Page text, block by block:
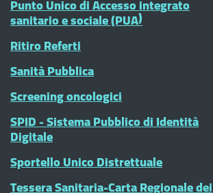
Punto Unico di Accesso integrato
sanitario e sociale (PUA)
Ritiro Referti
Sanità Pubblica
Screening oncologici
SPID - Sistema Pubblico di Identità
Digitale
Sportello Unico Distrettuale
Tessera Sanitaria-Carta Regionale dei